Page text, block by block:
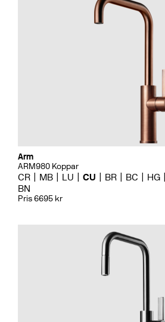
Arm
ARM980 Koppar
CR MB LU CU BR BC HG
BN
Pris 6695 kr